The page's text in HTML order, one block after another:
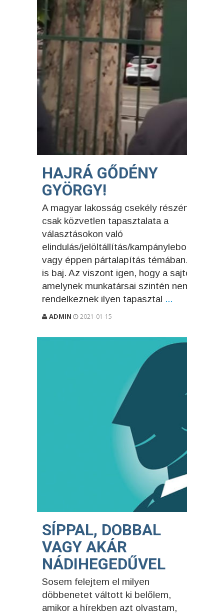
HAJRÁ GŐDÉNY
GYÖRGY!
A magyar lakosság csekély részének van
csak közvetlen tapasztalata a
választásokon való
elindulás/jelöltállítás/kampánylebonyolítás,
vagy éppen pártalapítás témában. Ez nem
is baj. Az viszont igen, hogy a sajtó -
amelynek munkatársai szintén nem
rendelkeznek ilyen tapasztal ...
ADMIN 2021-01-15
SÍPPAL, DOBBAL
VAGY AKÁR
NÁDIHEGEDŰVEL
Sosem felejtem el milyen
döbbenetet váltott ki belőlem,
amikor a hírekben azt olvastam,